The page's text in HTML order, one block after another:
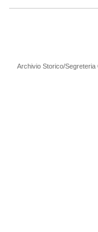
Archivio Storico/Segreteria